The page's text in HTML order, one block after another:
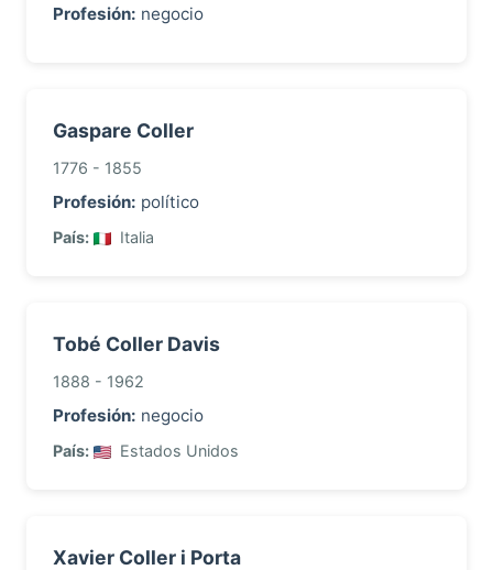
Profesión: negocio
Gaspare Coller
1776 - 1855
Profesión: político
País: Italia
Tobé Coller Davis
1888 - 1962
Profesión: negocio
País: Estados Unidos
Xavier Coller i Porta